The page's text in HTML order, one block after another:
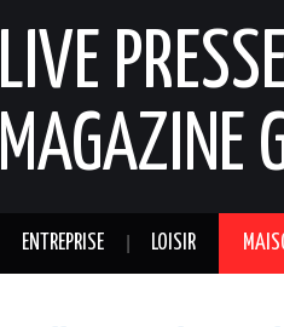
LIVE
MAGAZINE
ENTREPRISE LOISIR